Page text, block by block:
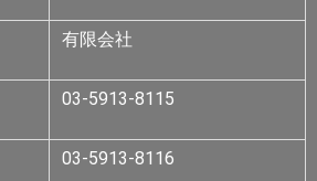
有限会社
03-5913-8115
03-5913-8116